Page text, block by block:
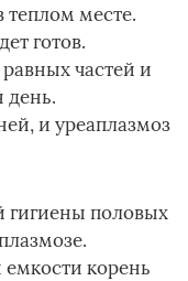
теплом месте.
готов.
частей и
день.
и уреаплазмоз
гигиены половых
корень